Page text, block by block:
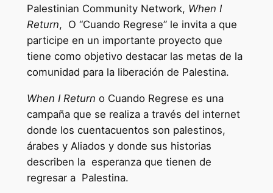
Palestinian Community Network, When I
Return, O “Cuando Regrese” le invita a que
participe en un importante proyecto que
tiene como objetivo destacar las metas de la
comunidad para la liberación de Palestina.
When I Return o Cuando Regrese es una
campaña que se realiza a través del internet
donde los cuentacuentos son palestinos,
árabes y Aliados y donde sus historias
describen la esperanza que tienen de
regresar a Palestina.